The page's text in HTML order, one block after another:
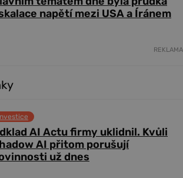
napětí mezi USA a Íránem
REKLAMA
AI Actu firmy uklidnil. Kvůli
AI přitom porušují
už dnes